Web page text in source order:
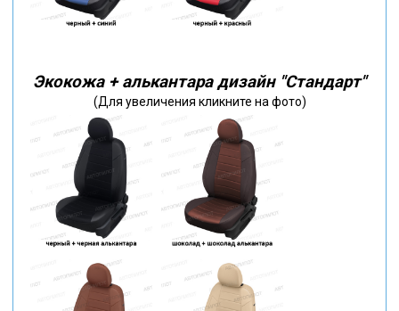
Экокожа + алькантара дизайн "Стандарт"
(Для увеличения кликните на фото)